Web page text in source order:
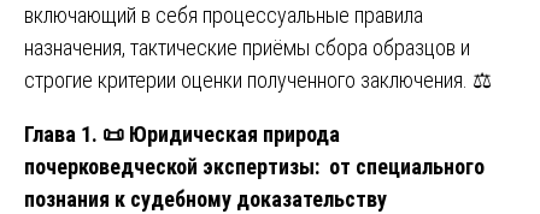
включающий в себя процессуальные правила
назначения, тактические приёмы сбора образцов и
строгие критерии оценки полученного заключения. ⚖️
Глава 1. 📜 Юридическая природа
почерковедческой экспертизы: от специального
познания к судебному доказательству